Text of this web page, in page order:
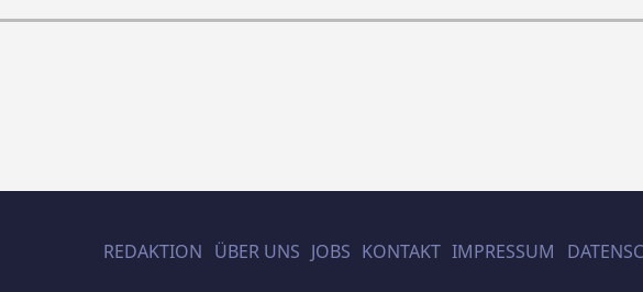
REDAKTION ÜBER UNS JOBS KONTAKT IMPRESSUM